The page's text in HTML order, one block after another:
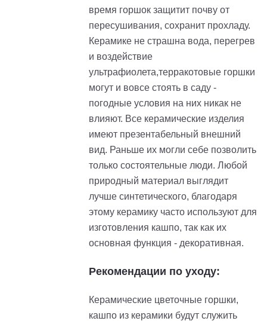
время горшок защитит почву от
пересушивания, сохранит прохладу.
Керамике не страшна вода, перегрев
и воздействие
ультрафиолета,терракотовые горшки
могут и вовсе стоять в саду -
погодные условия на них никак не
влияют. Все керамические изделия
имеют презентабельный внешний
вид. Раньше их могли себе позволить
только состоятельные люди. Любой
природный материал выглядит
лучше синтетического, благодаря
этому керамику часто используют для
изготовления кашпо, так как их
основная функция - декоративная.
Рекомендации по уходу:
Керамические цветочные горшки,
кашпо из керамики будут служить